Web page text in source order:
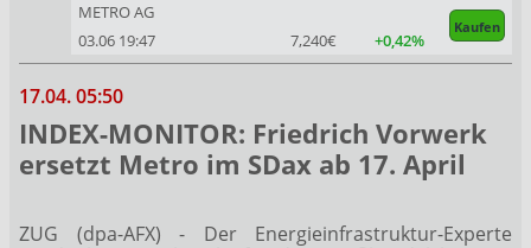
METRO AG
Kaufen
03.06 19:47 7,240€ +0,42%
17.04. 05:50
INDEX-MONITOR: Friedrich Vorwerk
ersetzt Metro im SDax ab 17. April
ZUG (dpa-AFX) - Der Energieinfrastruktur-Experte